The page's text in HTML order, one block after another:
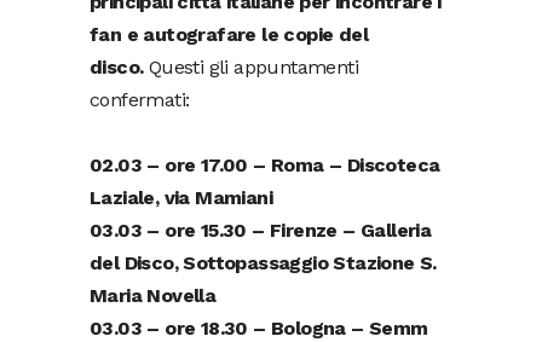
fan e autografare le copie del
disco. Questi gli appuntamenti
confermati:
02.03 – ore 17.00 – Roma – Discoteca
Laziale, via Mamiani
03.03 – ore 15.30 – Firenze – Galleria
del Disco, Sottopassaggio Stazione S.
Maria Novella
03.03 – ore 18.30 – Bologna – Semm